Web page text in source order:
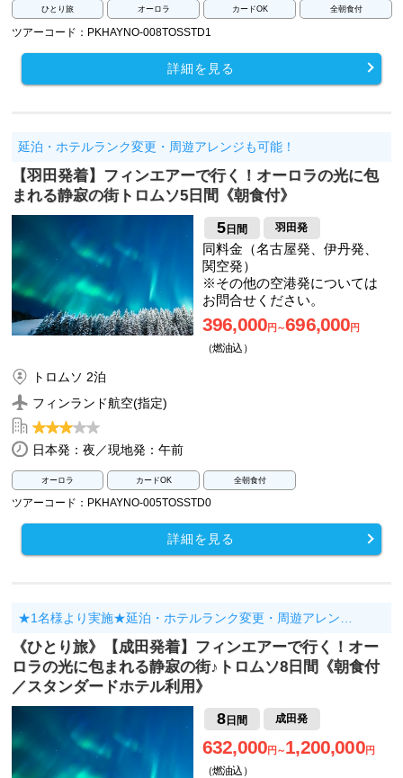
ひとり旅 オーロラ カードOK 全朝食付
ツアーコード：PKHAYNO-008TOSSTD1
詳細を見る
延泊・ホテルランク変更・周遊アレンジも可能！
【羽田発着】フィンエアーで行く！オーロラの光に包
まれる静寂の街トロムソ5日間《朝食付》
5日間 羽田発
同料金（名古屋発、伊丹発、
関空発）
※その他の空港発については
お問合せください。
396,000円～696,000円
（燃油込）
トロムソ 2泊
フィンランド航空(指定)
日本発：夜／現地発：午前
オーロラ カードOK 全朝食付
ツアーコード：PKHAYNO-005TOSSTD0
詳細を見る
★1名様より実施★延泊・ホテルランク変更・周遊アレン…
《ひとり旅》【成田発着】フィンエアーで行く！オー
ロラの光に包まれる静寂の街♪トロムソ8日間《朝食付
／スタンダードホテル利用》
8日間 成田発
632,000円～1,200,000円
（燃油込）